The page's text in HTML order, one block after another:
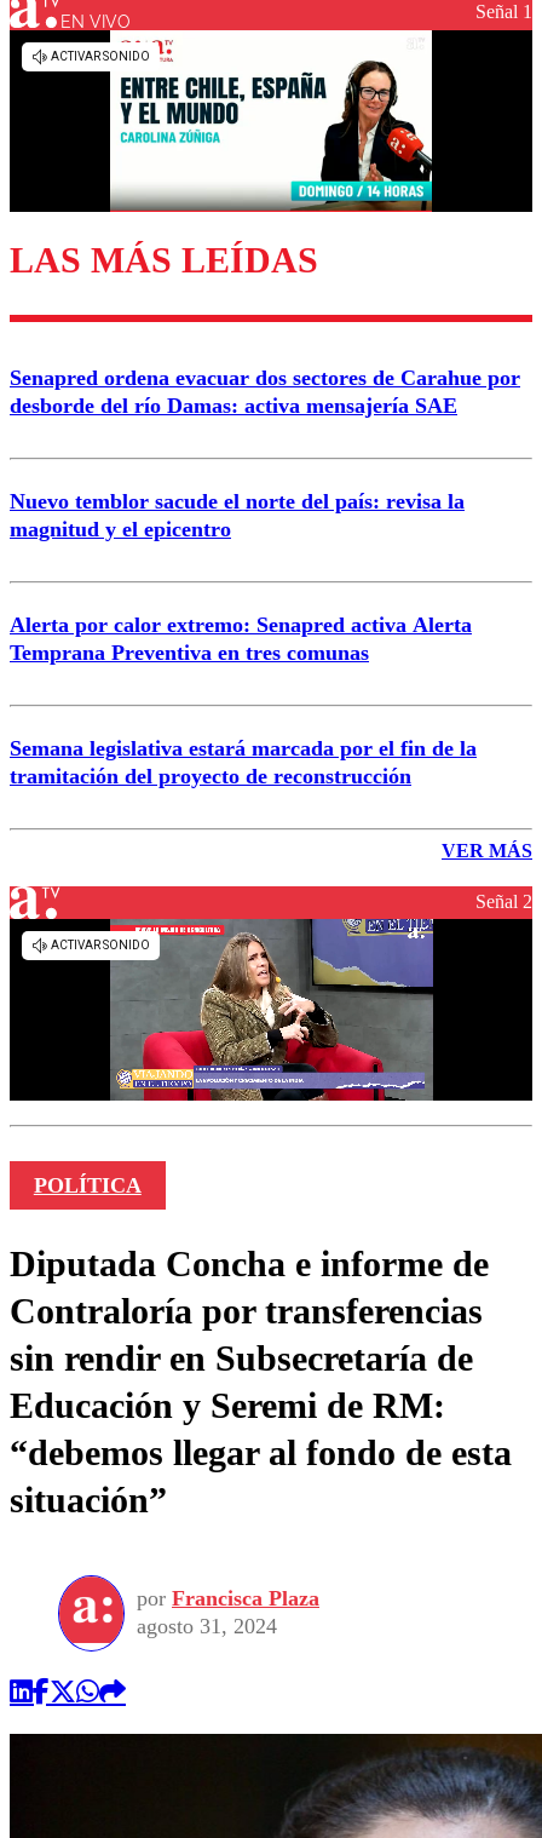
Los comentarios son moderados para garantizar un
Enviar comentario
EN VIVO Señal 1
LAS MÁS LEÍDAS
Senapred ordena evacuar dos sectores de Carahue por
desborde del río Damas: activa mensajería SAE
Nuevo temblor sacude el norte del país: revisa la
magnitud y el epicentro
Alerta por calor extremo: Senapred activa Alerta
Temprana Preventiva en tres comunas
Semana legislativa estará marcada por el fin de la
tramitación del proyecto de reconstrucción
VER MÁS
Señal 2
POLÍTICA
Diputada Concha e informe de
Contraloría por transferencias
sin rendir en Subsecretaría de
Educación y Seremi de RM:
“debemos llegar al fondo de esta
situación”
por Francisca Plaza
agosto 31, 2024